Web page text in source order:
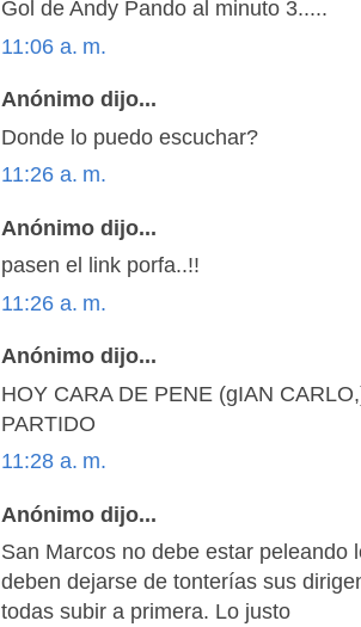
Gol de Andy Pando al minuto 3.....
11:06 a. m.
Anónimo dijo...
Donde lo puedo escuchar?
11:26 a. m.
Anónimo dijo...
pasen el link porfa..!!
11:26 a. m.
Anónimo dijo...
HOY CARA DE PENE (gIAN
PARTIDO
11:28 a. m.
Anónimo dijo...
San Marcos no debe estar peleando
deben dejarse de tonterías sus
todas subir a primera. Lo justo